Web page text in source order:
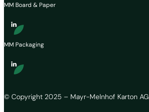
© Copyright 2025 – Mayr-Melnhof Karton AG
MM Board & Paper
MM Packaging